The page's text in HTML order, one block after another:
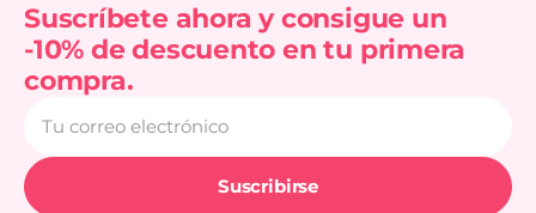
Suscríbete ahora y consigue un
-10% de descuento en tu primera
compra.
correo
electrónico
Suscribirse